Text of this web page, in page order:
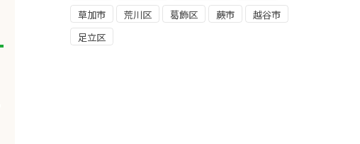
草加市
荒川区 葛飾区 蕨市
越谷市
足立区